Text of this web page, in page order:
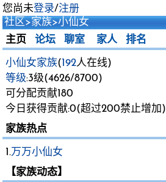
您尚未登录/注册
社区>家族>小仙女
主页
论坛 聊室 家人 排名
小仙女家族(192人在线)
等级:3级(4626/8700)
可分配贡献180
今日获得贡献:0(超过200禁止增加)
家族热点
1.万万小仙女
【家族动态】